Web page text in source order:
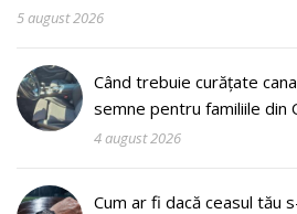
5 august 2026
Când trebuie curățate
semne pentru familiile din
4 august 2026
Cum ar fi dacă ceasul tău